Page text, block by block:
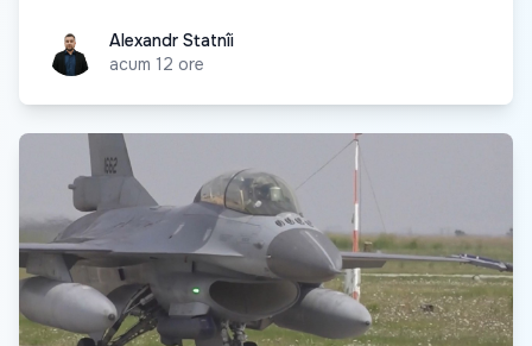
Alexandr Statnîi
Alexandr Statnîi
acum 12 ore